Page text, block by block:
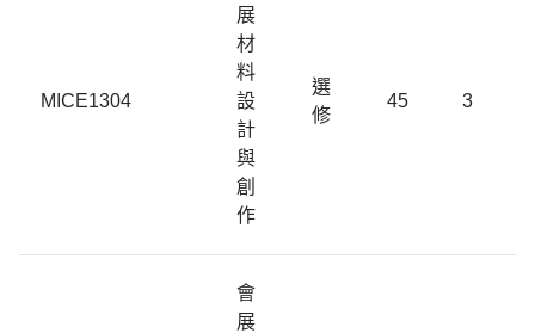
MICE1304
展
材
料
設
計
與
創
作
選
修
45 3
會
展